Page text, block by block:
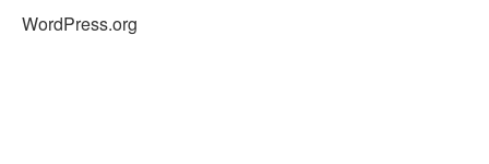
WordPress.org